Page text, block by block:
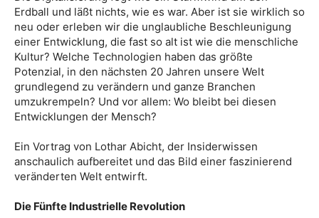
Erdball und läßt nichts, wie es war. Aber ist sie wirklich so
neu oder erleben wir die unglaubliche Beschleunigung
einer Entwicklung, die fast so alt ist wie die menschliche
Kultur? Welche Technologien haben das größte
Potenzial, in den nächsten 20 Jahren unsere Welt
grundlegend zu verändern und ganze Branchen
umzukrempeln? Und vor allem: Wo bleibt bei diesen
Entwicklungen der Mensch?
​Ein Vortrag von Lothar Abicht, der Insiderwissen
anschaulich aufbereitet und das Bild einer faszinierend
veränderten Welt entwirft.
Die Fünfte Industrielle Revolution